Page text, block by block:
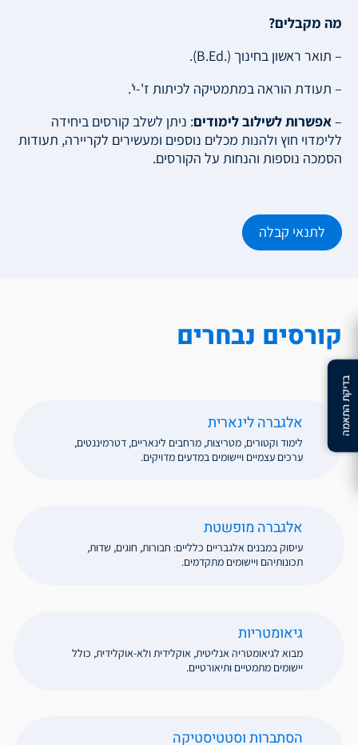
מה מקבלים?
– תואר ראשון בחינוך (.B.Ed
).
– תעודת הוראה במתמטיקה לכיתות ז'-י'.
–אפשרות לשילוב לימודים: ניתן לשלב קורסים ביחידה
ללימדוי חוץ ולהנות מכלים נוספים ומעשירים לקריירה, תעודות
הסמכה נוספות והנחות על הקורסים.
לתנאי קבלה
קורסים נבחרים
אלגברה לינארית
לימוד וקטורים, מטריצות, מרחבים לינאריים, דטרמיננטים,
ערכים עצמיים ויישומים במדעים מדויקים.
אלגברה מופשטת
עיסוק במבנים אלגבריים כלליים: חבורות, חוגים, שדות,
תכונותיהם ויישומים מתקדמים.
גיאומטריות
מבוא לגיאומטריה אנליטית, אוקלידית ולא-אוקלידית, כולל
יישומים מתמטיים ותיאורטיים.
הסתברות וסטטיסטיקה
בדיקת התאמה